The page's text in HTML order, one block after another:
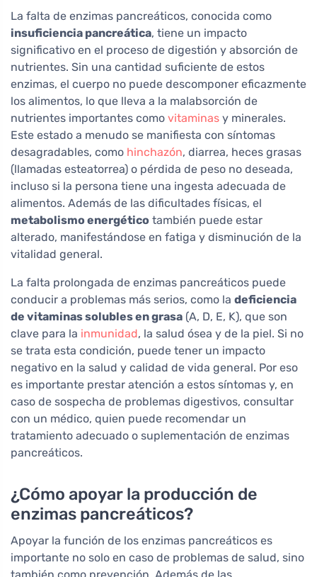
La falta de enzimas pancreáticos, conocida como
insuficiencia pancreática, tiene un impacto
significativo en el proceso de digestión y absorción de
nutrientes. Sin una cantidad suficiente de estos
enzimas, el cuerpo no puede descomponer eficazmente
los alimentos, lo que lleva a la malabsorción de
nutrientes importantes como vitaminas y minerales.
Este estado a menudo se manifiesta con síntomas
desagradables, como hinchazón, diarrea, heces grasas
(llamadas esteatorrea) o pérdida de peso no deseada,
incluso si la persona tiene una ingesta adecuada de
alimentos. Además de las dificultades físicas, el
metabolismo energético también puede estar
alterado, manifestándose en fatiga y disminución de la
vitalidad general.
La falta prolongada de enzimas pancreáticos puede
conducir a problemas más serios, como la deficiencia
de vitaminas solubles en grasa (A, D, E, K), que son
clave para la inmunidad, la salud ósea y de la piel. Si no
se trata esta condición, puede tener un impacto
negativo en la salud y calidad de vida general. Por eso
es importante prestar atención a estos síntomas y, en
caso de sospecha de problemas digestivos, consultar
con un médico, quien puede recomendar un
tratamiento adecuado o suplementación de enzimas
pancreáticos.
¿Cómo apoyar la producción de
enzimas pancreáticos?
Apoyar la función de los enzimas pancreáticos es
importante no solo en caso de problemas de salud, sino